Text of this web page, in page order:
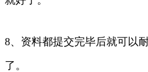
8、资料都提交完毕后就可以
了。